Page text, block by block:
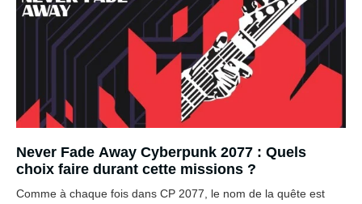
Never Fade Away Cyberpunk 2077 : Quels
choix faire durant cette missions ?
Comme à chaque fois dans CP 2077, le nom de la quête est